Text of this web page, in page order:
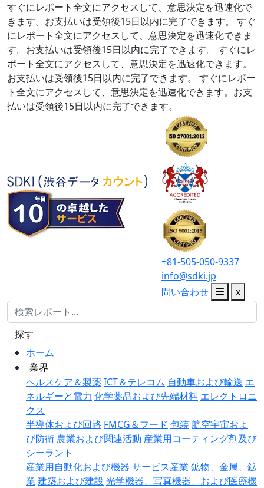
すぐにレポート全文にアクセスして、意思決定を迅速化で
きます。お支払いは受領後15日以内に完了できます。
すぐ
にレポート全文にアクセスして、意思決定を迅速化できま
す。お支払いは受領後15日以内に完了できます。
すぐにレ
ポート全文にアクセスして、意思決定を迅速化できます。
お支払いは受領後15日以内に完了できます。
すぐにレポー
ト全文にアクセスして、意思決定を迅速化できます。お支
払いは受領後15日以内に完了できます。
+81-505-050-9337
info@sdki.jp
問い合わせ
x
ホーム
業界
ヘルスケア＆製薬ICT＆テレコム 自動車および輸送 エ
ネルギーと電力 化学薬品および先端材料 エレクトロニ
クス
半導体および回路 FMCG＆フード 包装 航空宇宙およ
び防衛 農業および関連活動 産業用コーティング剤及び
シーラント
産業用自動化および機器 サービス産業 鉱物、金属、鉱
業 建築および建設 光学機器、写真機器、および医療機
探す